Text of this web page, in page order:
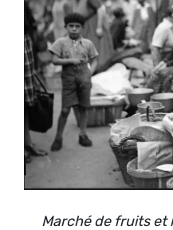
Marché de fruits et